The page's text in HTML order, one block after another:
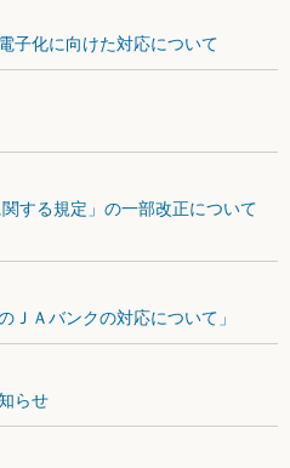
子化に向けた対応について
する規定」の一部改正について
ＪＡバンクの対応について」
らせ